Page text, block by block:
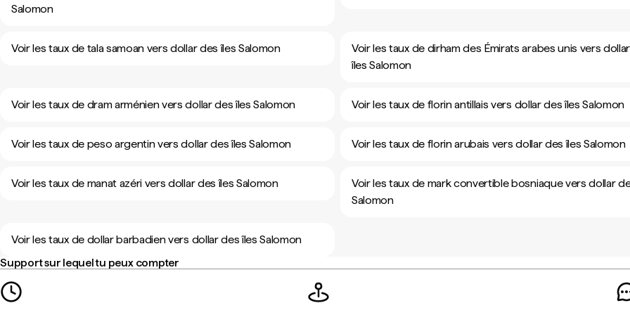
Salomon
Voir les taux de tala samoan vers dollar des îles Salomon
Voir les taux de dirham des Émirats arabes unis vers
îles Salomon
Voir les taux de dram arménien vers dollar des îles Salomon Voir les taux de florin antillais vers dollar des îles Salomon
Voir les taux de peso argentin vers dollar des îles Salomon Voir les taux de florin arubais vers dollar des îles Salomon
Voir les taux de manat azéri vers dollar des îles Salomon
Voir les taux de mark convertible bosniaque vers dollar
Salomon
Voir les taux de dollar barbadien vers dollar des îles Salomon
Support sur lequel tu peux compter